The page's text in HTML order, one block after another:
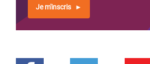
Je m'inscris